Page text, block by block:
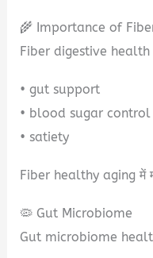
🌾 Importance of
Fiber digestive health
• gut support
• blood sugar control
• satiety
Fiber healthy aging में
🦠 Gut Microbiome
Gut microbiome health